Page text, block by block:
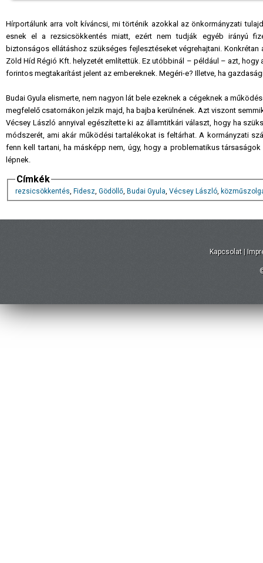
Hírportálunk arra volt kíváncsi, mi történik azokkal az önkormányzati
esnek el a rezsicsökkentés miatt, ezért nem tudják egyéb irányú
biztonságos ellátáshoz szükséges fejlesztéseket végrehajtani.
Zöld Híd Régió Kft. helyzetét említettük. Ez utóbbinál – például – azt,
forintos megtakarítást jelent az embereknek. Megéri-e? Illetve, ha
Budai Gyula elismerte, nem nagyon lát bele ezeknek a cégeknek a
megfelelő csatornákon jelzik majd, ha bajba kerülnének. Azt viszont
Vécsey László annyival egészítette ki az államtitkári választ, hogy ha
módszerét, ami akár működési tartalékokat is feltárhat. A kormányzati
fenn kell tartani, ha másképp nem, úgy, hogy a problematikus
lépnek.
Címkék
rezsicsökkentés, Fidesz, Gödöllő, Budai Gyula, Vécsey László,
Kapcsolat |